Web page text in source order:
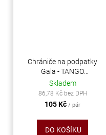
Chrániče na podpatky
Gala - TANGO
ARGENTINO
Skladem
86,78 Kč bez DPH
105 Kč / pár
DO KOŠÍKU